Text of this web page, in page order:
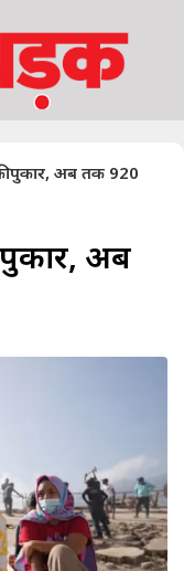
पुकार, अब तक 920
अब